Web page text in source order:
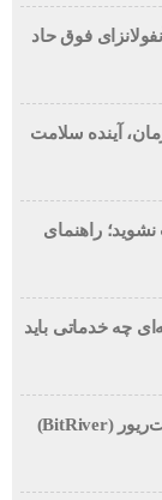
فوق حاد
آینده سلامت
را مرتکب نشوید؛ راهنمای
چه خدماتی باید
اتهام کلاهبرداری ۱۲.۵ میلیون دلاری بنیان‌گذار بیت‌ریور (BitRiver)